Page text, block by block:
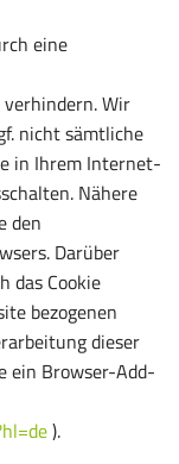
eine
Wir
nicht sämtliche
in Ihrem Internet-
Nähere
den
Darüber
das Cookie
bezogenen
dieser
ein Browser-Add-
).